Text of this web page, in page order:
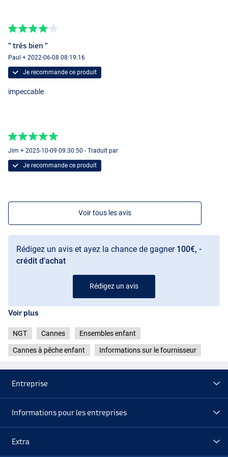
" très bien "
Paul + 2022-06-08 08:19:16
Je recommande ce produit
impeccable
Jim + 2025-10-09 09:30:50 - Traduit par
Je recommande ce produit
Voir tous les avis
Rédigez un avis et ayez la chance de gagner 100€, -
crédit d'achat
Rédigez un avis
Voir plus
NGT Cannes Ensembles enfant
Cannes à pêche enfant Informations sur le fournisseur
Entreprise
Informations pour les entreprises
Extra